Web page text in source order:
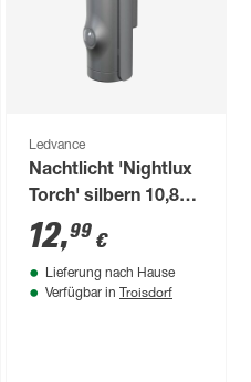
Standardform matt
E27 9 W 806 lm
warmweiß bis
€
Ledvance
Nachtlicht 'Nightlux
Torch' silbern 10,8
cm
12,99 €
Lieferung nach Hause
Verfügbar in Troisdorf